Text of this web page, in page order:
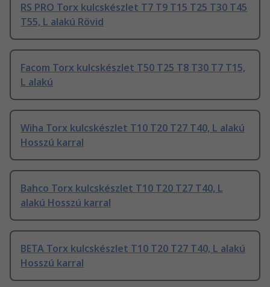
RS PRO Torx kulcskészlet T7 T9 T15 T25 T30 T45
T55, L alakú Rövid
Facom Torx kulcskészlet T50 T25 T8 T30 T7 T15,
L alakú
Wiha Torx kulcskészlet T10 T20 T27 T40, L alakú
Hosszú karral
Bahco Torx kulcskészlet T10 T20 T27 T40, L
alakú Hosszú karral
BETA Torx kulcskészlet T10 T20 T27 T40, L alakú
Hosszú karral